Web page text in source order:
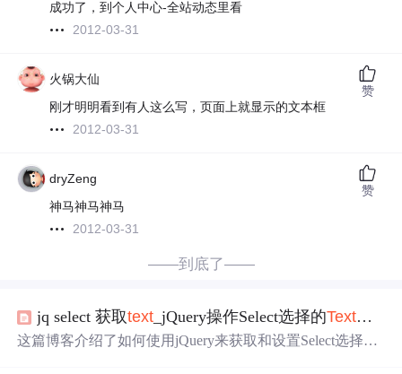
成功了，到个人中心-全站动态里看
2012-03-31
火锅大仙
刚才明明看到有人这么写，页面上就显示的文本框
2012-03-31
赞
dryZeng
神马神马神马
2012-03-31
赞
——到底了——
jq select 获取text _jQuery操作Select选择的Text和
这篇博客介绍了如何使用jQuery来获取和设置Select选择的